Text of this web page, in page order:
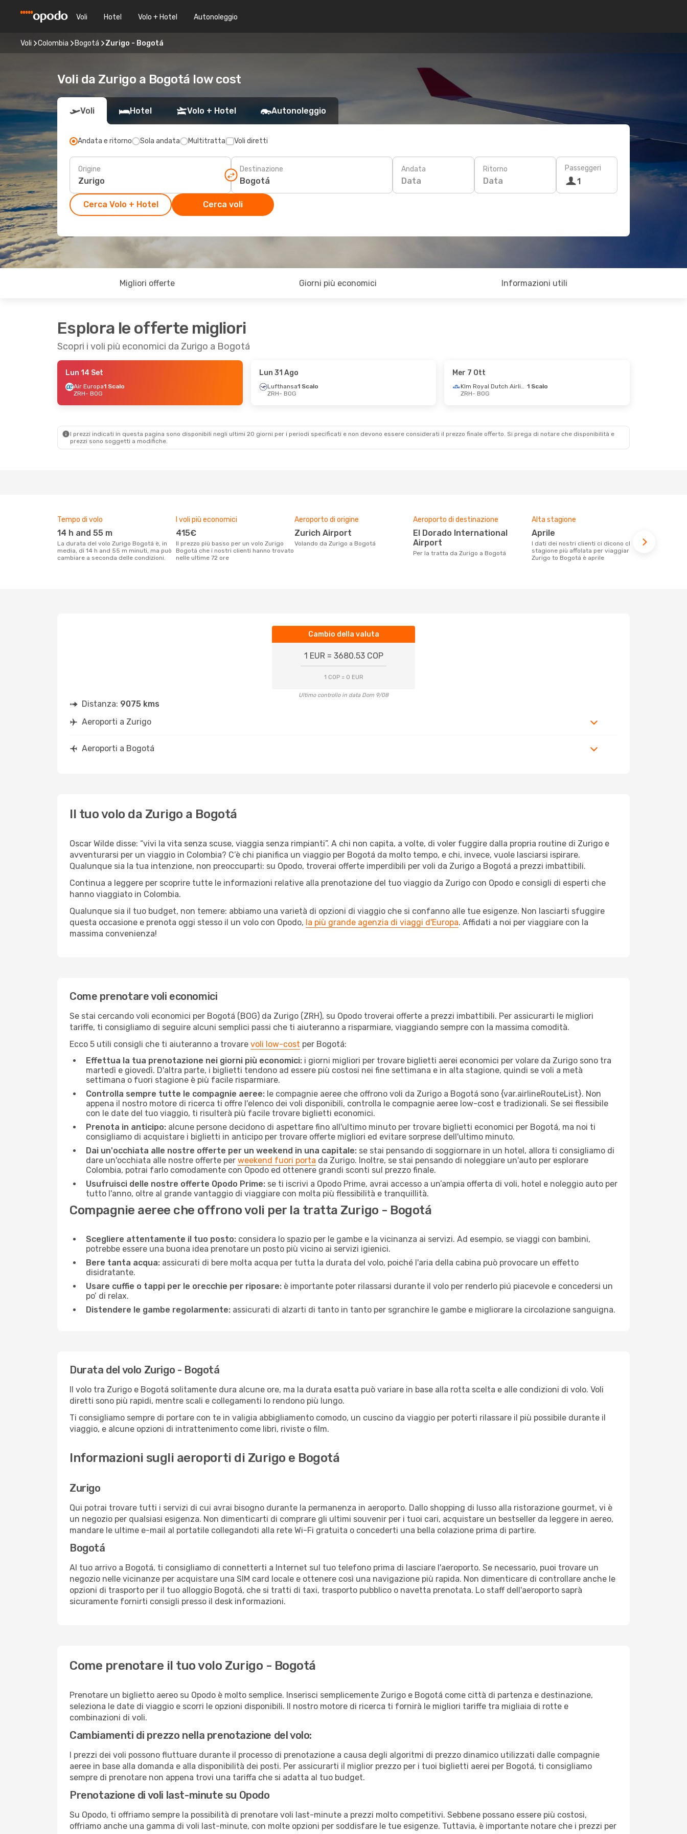
Voli Hotel Volo + Hotel Autonoleggio
Voli Colombia Bogotá Zurigo - Bogotá
Voli da Zurigo a Bogotá low cost
Voli Hotel Volo + Hotel Autonoleggio
Andata e ritorno Sola andata Multitratta Voli diretti
Origine Destinazione Andata
Data
Ritorno
Data
Passeggeri
1
Cerca Volo + Hotel Cerca voli
Migliori offerte Giorni più economici Informazioni utili
Esplora le offerte migliori
Scopri i voli più economici da Zurigo a Bogotá
Lun 14 Set
Air Europa1 Scalo
ZRH- BOG
Lun 31 Ago
Lufthansa1 Scalo
ZRH- BOG
Mer 7 Ott
Klm Royal Dutch Airlines 1 Scalo
ZRH- BOG
I prezzi indicati in questa pagina sono disponibili negli ultimi 20 giorni per i periodi specificati e non devono essere considerati il ​​prezzo finale offerto. Si prega di notare che disponibilità e
prezzi sono soggetti a modifiche.
Tempo di volo
14 h and 55 m
La durata del volo Zurigo Bogotá è, in
media, di 14 h and 55 m minuti, ma può
cambiare a seconda delle condizioni.
I voli più economici
415€
Il prezzo più basso per un volo Zurigo
Bogotá che i nostri clienti hanno trovato
nelle ultime 72 ore
Aeroporto di origine
Zurich Airport
Volando da Zurigo a Bogotá
Aeroporto di destinazione
El Dorado International
Airport
Per la tratta da Zurigo a Bogotá
Alta stagione
aprile
I dati dei nostri clienti ci dicono che la
stagione più affolata per viaggiare da
Zurigo to Bogotá è aprile
Cambio della valuta
1 EUR = 3680.53 COP
1 COP = 0 EUR
Ultimo controllo in data Dom 9/08
Distanza: 9075 kms
Aeroporti a Zurigo
Aeroporti a Bogotá
Il tuo volo da Zurigo a Bogotá
Oscar Wilde disse: “vivi la vita senza scuse, viaggia senza rimpianti”. A chi non capita, a volte, di voler fuggire dalla propria routine di Zurigo e
avventurarsi per un viaggio in Colombia? C’è chi pianifica un viaggio per Bogotá da molto tempo, e chi, invece, vuole lasciarsi ispirare.
Qualunque sia la tua intenzione, non preoccuparti: su Opodo, troverai offerte imperdibili per voli da Zurigo a Bogotá a prezzi imbattibili.
Continua a leggere per scoprire tutte le informazioni relative alla prenotazione del tuo viaggio da Zurigo con Opodo e consigli di esperti che
hanno viaggiato in Colombia.
Qualunque sia il tuo budget, non temere: abbiamo una varietà di opzioni di viaggio che si confanno alle tue esigenze. Non lasciarti sfuggire
questa occasione e prenota oggi stesso il un volo con Opodo, la più grande agenzia di viaggi d'Europa. Affidati a noi per viaggiare con la
massima convenienza!
Come prenotare voli economici
Se stai cercando voli economici per Bogotá (BOG) da Zurigo (ZRH), su Opodo troverai offerte a prezzi imbattibili. Per assicurarti le migliori
tariffe, ti consigliamo di seguire alcuni semplici passi che ti aiuteranno a risparmiare, viaggiando sempre con la massima comodità.
Ecco 5 utili consigli che ti aiuteranno a trovare voli low-cost per Bogotá:
Effettua la tua prenotazione nei giorni più economici: i giorni migliori per trovare biglietti aerei economici per volare da Zurigo sono tra
martedì e giovedì. D'altra parte, i biglietti tendono ad essere più costosi nei fine settimana e in alta stagione, quindi se voli a metà
settimana o fuori stagione è più facile risparmiare.
Controlla sempre tutte le compagnie aeree: le compagnie aeree che offrono voli da Zurigo a Bogotá sono {​var.airlineRouteList}. Non
appena il nostro motore di ricerca ti offre l'elenco dei voli disponibili, controlla le compagnie aeree low-cost e tradizionali. Se sei flessibile
con le date del tuo viaggio, ti risulterà più facile trovare biglietti economici.
Prenota in anticipo: alcune persone decidono di aspettare fino all'ultimo minuto per trovare biglietti economici per Bogotá, ma noi ti
consigliamo di acquistare i biglietti in anticipo per trovare offerte migliori ed evitare sorprese dell'ultimo minuto.
Dai un'occhiata alle nostre offerte per un weekend in una capitale: se stai pensando di soggiornare in un hotel, allora ti consigliamo di
dare un'occhiata alle nostre offerte per weekend fuori porta da Zurigo. Inoltre, se stai pensando di noleggiare un'auto per esplorare
Colombia, potrai farlo comodamente con Opodo ed ottenere grandi sconti sul prezzo finale.
Usufruisci delle nostre offerte Opodo Prime: se ti iscrivi a Opodo Prime, avrai accesso a un’ampia offerta di voli, hotel e noleggio auto per
tutto l'anno, oltre al grande vantaggio di viaggiare con molta più flessibilità e tranquillità.
Compagnie aeree che offrono voli per la tratta Zurigo - Bogotá
Scegliere attentamente il tuo posto: considera lo spazio per le gambe e la vicinanza ai servizi. Ad esempio, se viaggi con bambini,
potrebbe essere una buona idea prenotare un posto più vicino ai servizi igienici.
Bere tanta acqua: assicurati di bere molta acqua per tutta la durata del volo, poiché l'aria della cabina può provocare un effetto
disidratante.
Usare cuffie o tappi per le orecchie per riposare: è importante poter rilassarsi durante il volo per renderlo piú piacevole e concedersi un
po’ di relax.
Distendere le gambe regolarmente: assicurati di alzarti di tanto in tanto per sgranchire le gambe e migliorare la circolazione sanguigna.
Durata del volo Zurigo - Bogotá
Il volo tra Zurigo e Bogotá solitamente dura alcune ore, ma la durata esatta può variare in base alla rotta scelta e alle condizioni di volo. Voli
diretti sono più rapidi, mentre scali e collegamenti lo rendono più lungo.
Ti consigliamo sempre di portare con te in valigia abbigliamento comodo, un cuscino da viaggio per poterti rilassare il più possibile durante il
viaggio, e alcune opzioni di intrattenimento come libri, riviste o film.
Informazioni sugli aeroporti di Zurigo e Bogotá
Zurigo
Qui potrai trovare tutti i servizi di cui avrai bisogno durante la permanenza in aeroporto. Dallo shopping di lusso alla ristorazione gourmet, vi è
un negozio per qualsiasi esigenza. Non dimenticarti di comprare gli ultimi souvenir per i tuoi cari, acquistare un bestseller da leggere in aereo,
mandare le ultime e-mail al portatile collegandoti alla rete Wi-Fi gratuita o concederti una bella colazione prima di partire.
Bogotá
Al tuo arrivo a Bogotá, ti consigliamo di connetterti a Internet sul tuo telefono prima di lasciare l'aeroporto. Se necessario, puoi trovare un
negozio nelle vicinanze per acquistare una SIM card locale e ottenere così una navigazione più rapida. Non dimenticare di controllare anche le
opzioni di trasporto per il tuo alloggio Bogotá, che si tratti di taxi, trasporto pubblico o navetta prenotata. Lo staff dell'aeroporto saprà
sicuramente fornirti consigli presso il desk informazioni.
Come prenotare il tuo volo Zurigo - Bogotá
Prenotare un biglietto aereo su Opodo è molto semplice. Inserisci semplicemente Zurigo e Bogotá come città di partenza e destinazione,
seleziona le date di viaggio e scorri le opzioni disponibili. Il nostro motore di ricerca ti fornirà le migliori tariffe tra migliaia di rotte e
combinazioni di voli.
Cambiamenti di prezzo nella prenotazione del volo:
I prezzi dei voli possono fluttuare durante il processo di prenotazione a causa degli algoritmi di prezzo dinamico utilizzati dalle compagnie
aeree in base alla domanda e alla disponibilità dei posti. Per assicurarti il miglior prezzo per i tuoi biglietti aerei per Bogotá, ti consigliamo
sempre di prenotare non appena trovi una tariffa che si adatta al tuo budget.
Prenotazione di voli last-minute su Opodo
Su Opodo, ti offriamo sempre la possibilità di prenotare voli last-minute a prezzi molto competitivi. Sebbene possano essere più costosi,
offriamo anche una gamma di voli last-minute, con molte opzioni per soddisfare le tue esigenze. Tuttavia, è importante notare che i prezzi per